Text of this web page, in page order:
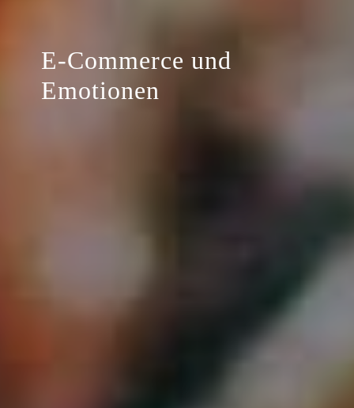
E-Commerce und
Emotionen